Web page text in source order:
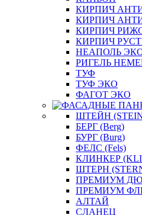
КИРПИЧ
КИРПИЧ
КИРПИЧ
КИРПИЧ
НЕАПОЛЬ
РИГЕЛЬ
ТУФ
ТУФ ЭКО
ФАГОТ ЭКО
ШТЕЙН
БЕРГ (Berg)
БУРГ (Burg)
ФЕЛС (Fels)
КЛИНКЕР
ШТЕРН
ПРЕМИУМ
ПРЕМИУМ
АЛТАЙ
СЛАНЕЦ